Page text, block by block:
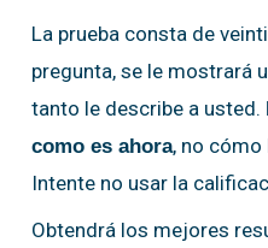
La prueba consta de
pregunta, se le mostrará
tanto le describe a usted.
como es ahora, no cómo
Intente no usar la
Obtendrá los mejores